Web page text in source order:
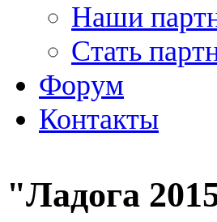
Наши
Стать
Форум
Контакты
"Ладога